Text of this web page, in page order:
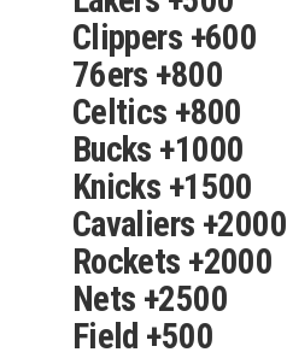
Clippers +600
76ers +800
Celtics +800
Bucks +1000
Knicks +1500
Cavaliers +2000
Rockets +2000
Nets +2500
Field +500